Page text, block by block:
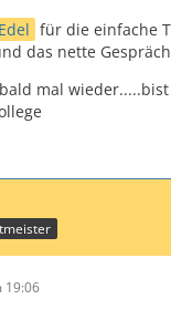
mein volles Niveau
aufgrund
auch
und Tiefen auf
anderem auch
das zweite Mal in
nochmal für das
für die einfache
das nette
mal
19:06